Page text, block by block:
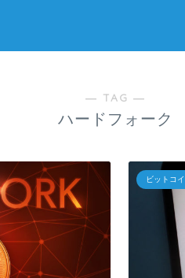
― TAG ―
ハードフォーク
ビットコ